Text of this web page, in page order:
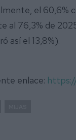
el 60,6%
al 76,3% de
así el 13,8%).
enlace: